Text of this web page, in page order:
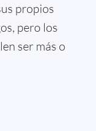
propios
pero los
ser más o